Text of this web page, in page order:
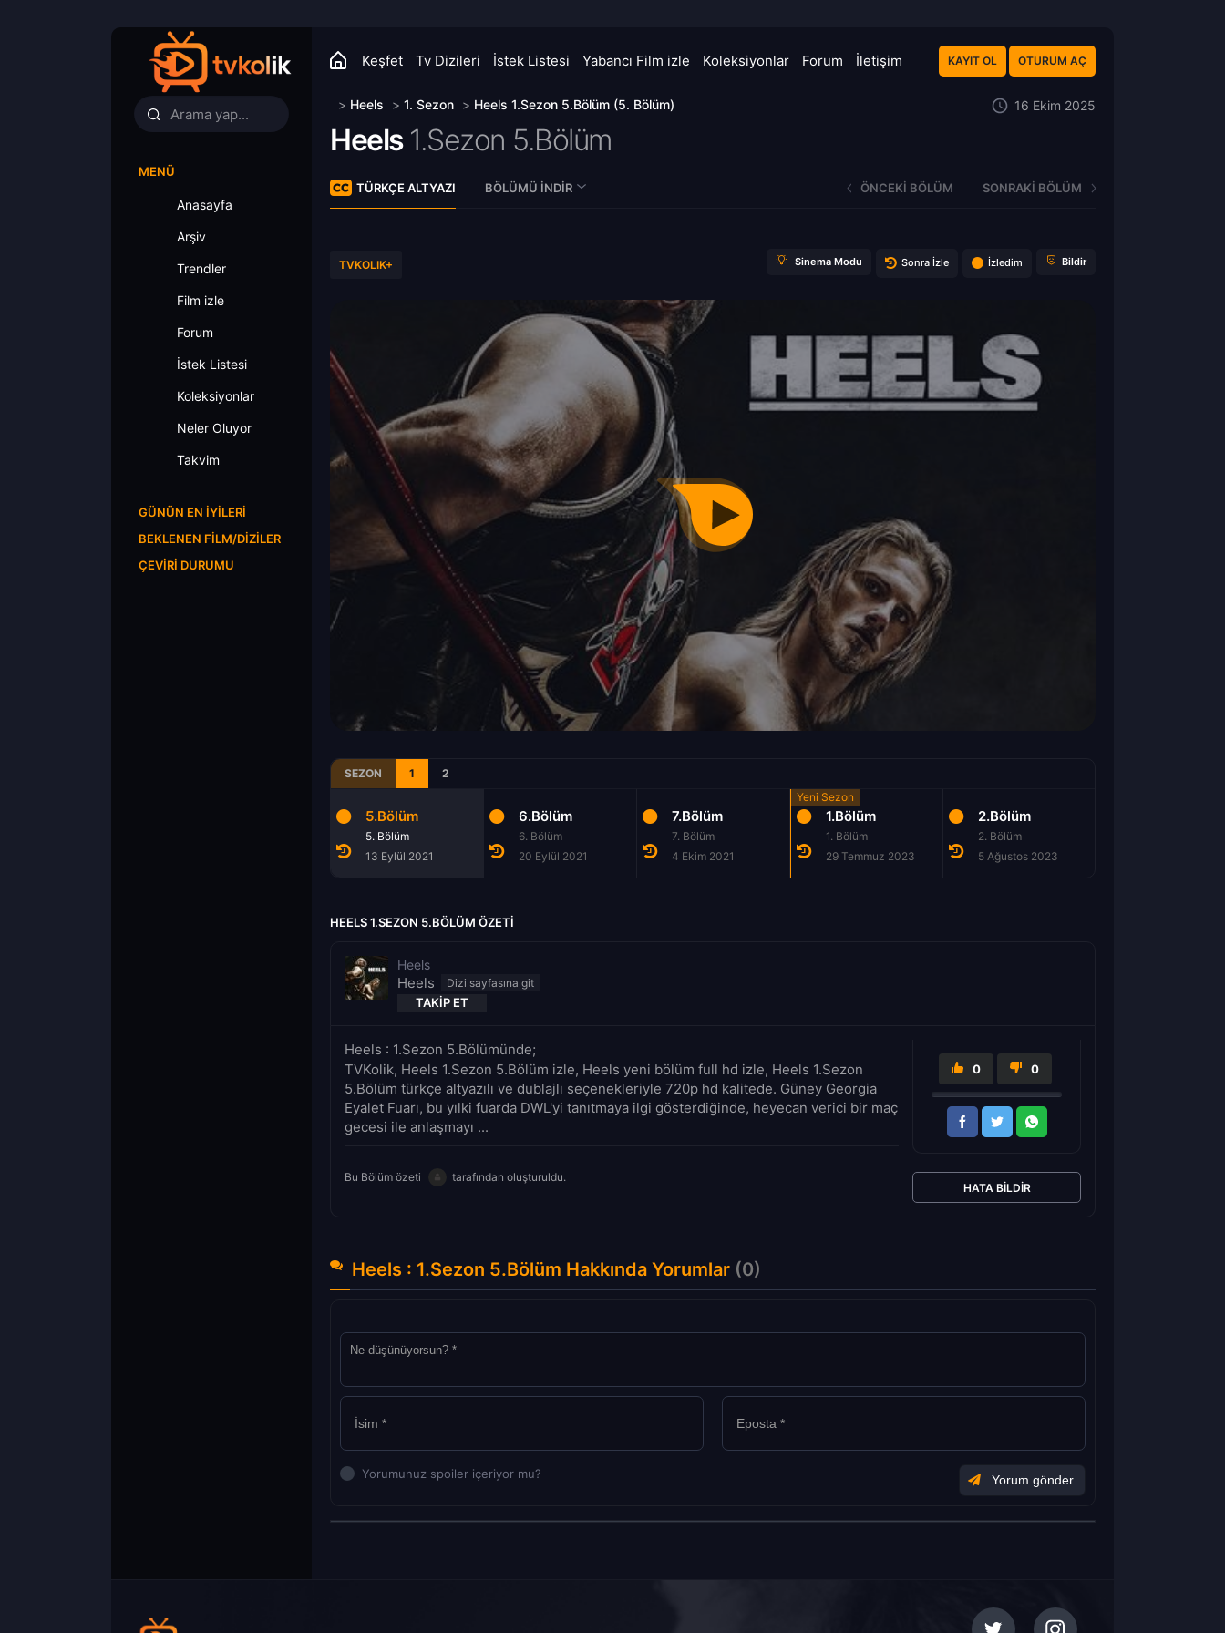
Keşfet Tv Dizileri İstek Listesi Yabancı Film izle Koleksiyonlar Forum İletişim KAYIT OL OTURUM AÇ
MENÜ
Anasayfa
Arşiv
Trendler
Film izle
Forum
İstek Listesi
Koleksiyonlar
Neler Oluyor
Takvim
GÜNÜN EN İYILERI
BEKLENEN FILM/DIZILER
ÇEVIRI DURUMU
> Heels > 1. Sezon > Heels 1.Sezon 5.Bölüm (5. Bölüm) 16 Ekim 2025
Heels 1.Sezon 5.Bölüm
TÜRKÇE ALTYAZI BÖLÜMÜ İNDIR ÖNCEKI BÖLÜM SONRAKI BÖLÜM
TVKOLIK+ Sinema Modu Sonra İzle İzledim Bildir
SEZON 1 2
5.Bölüm
5. Bölüm
13 Eylül 2021
6.Bölüm
6. Bölüm
20 Eylül 2021
7.Bölüm
7. Bölüm
4 Ekim 2021
1.Bölüm
1. Bölüm
29 Temmuz 2023
2.Bölüm
2. Bölüm
5 Ağustos 2023
HEELS 1.SEZON 5.BÖLÜM ÖZETI
Heels
Heels
TAKIP ET
Heels : 1.Sezon 5.Bölümünde;
TVKolik, Heels 1.Sezon 5.Bölüm izle, Heels yeni bölüm full hd izle, Heels 1.Sezon
5.Bölüm türkçe altyazılı ve dublajlı seçenekleriyle 720p hd kalitede. Güney Georgia
Eyalet Fuarı, bu yılki fuarda DWL'yi tanıtmaya ilgi gösterdiğinde, heyecan verici bir maç
gecesi ile anlaşmayı ...
Bu Bölüm özeti tarafından oluşturuldu.
0 0
HATA BILDIR
Heels : 1.Sezon 5.Bölüm Hakkında Yorumlar (0)
Yorumunuz spoiler içeriyor mu?